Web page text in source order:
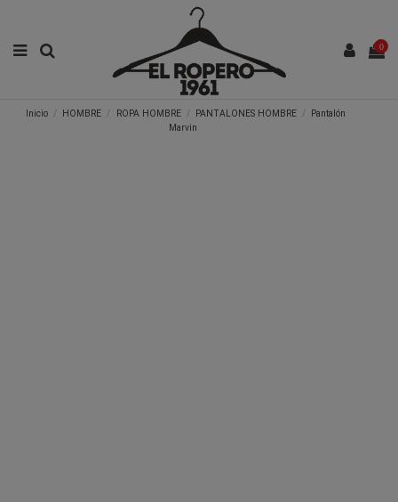
0
Inicio HOMBRE ROPA HOMBRE PANTALONES HOMBRE
Pantalón
Marvin